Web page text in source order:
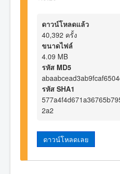
ดาวน์โหลดแล้ว
40,392 ครั้ง
ขนาดไฟล์
4.09 MB
รหัส MD5
รหัส SHA1
2a2
ดาวน์โหลดเลย